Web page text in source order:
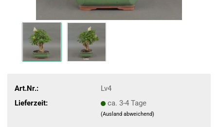
Art.Nr.:
Lv4
Lieferzeit:
ca. 3-4 Tage
(Ausland abweichend)